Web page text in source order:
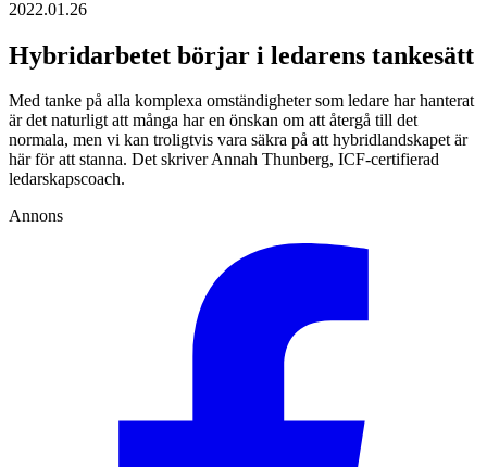
2022.01.26
Hybridarbetet börjar i ledarens tankesätt
Med tanke på alla komplexa omständigheter som ledare har hanterat
är det naturligt att många har en önskan om att återgå till det
normala, men vi kan troligtvis vara säkra på att hybridlandskapet är
här för att stanna. Det skriver Annah Thunberg, ICF-certifierad
ledarskapscoach.
Annons